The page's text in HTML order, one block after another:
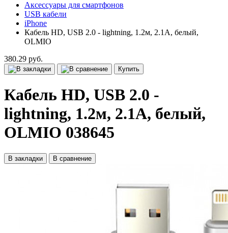
Аксессуары для смартфонов
USB кабели
iPhone
Кабель HD, USB 2.0 - lightning, 1.2м, 2.1A, белый,
OLMIO
380.29 руб.
Купить
Кабель HD, USB 2.0 -
lightning, 1.2м, 2.1A, белый,
OLMIO 038645
В закладки В сравнение